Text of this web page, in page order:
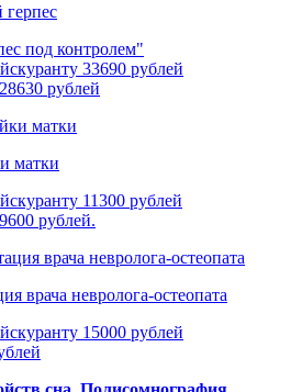
под контролем"
33690 рублей
рублей
матки
11300 рублей
рублей.
врача невролога-остеопата
15000 рублей